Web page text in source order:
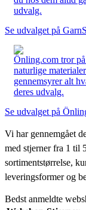
udvalg.
Se udvalget på
Önling.com tror
naturlige
gennemsyrer alt
deres udvalg.
Se udvalget på
Vi har gennemgået
med stjerner fra 1 til
sortimentstørrelse,
leveringsformer og
Bedst anmeldte